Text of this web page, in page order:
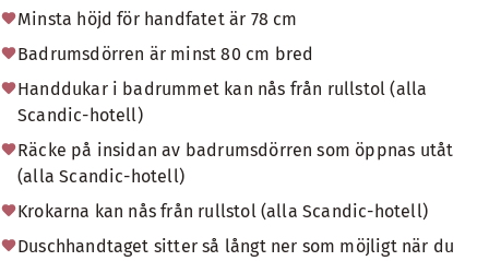
Minsta höjd för handfatet är 78 cm
Badrumsdörren är minst 80 cm bred
Handdukar i badrummet kan nås från rullstol (alla
Scandic-hotell)
Räcke på insidan av badrumsdörren som öppnas utåt
(alla Scandic-hotell)
Krokarna kan nås från rullstol (alla Scandic-hotell)
Duschhandtaget sitter så långt ner som möjligt när du